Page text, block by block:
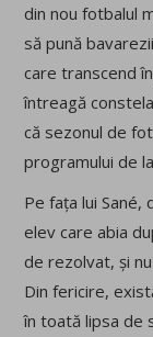
din nou fotbalul
să pună
care transcend
întreagă
că sezonul de
programului de
Pe fața lui Sané,
elev care abia
de rezolvat, și
Din fericire,
în toată lipsa de